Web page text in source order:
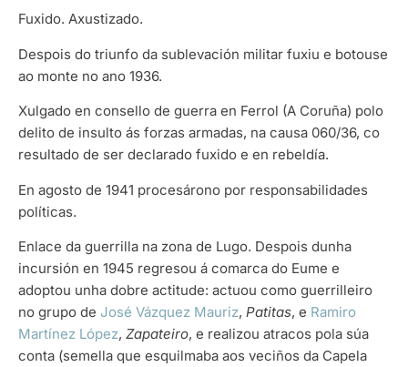
Fuxido. Axustizado.
Despois do triunfo da sublevación militar fuxiu e botouse
ao monte no ano 1936.
Xulgado en consello de guerra en Ferrol (A Coruña) polo
delito de insulto ás forzas armadas, na causa 060/36, co
resultado de ser declarado fuxido e en rebeldía.
En agosto de 1941 procesárono por responsabilidades
políticas.
Enlace da guerrilla na zona de Lugo. Despois dunha
incursión en 1945 regresou á comarca do Eume e
adoptou unha dobre actitude: actuou como guerrilleiro
no grupo de José Vázquez Mauriz, Patitas, e Ramiro
Martínez López, Zapateiro, e realizou atracos pola súa
conta (semella que esquilmaba aos veciños da Capela